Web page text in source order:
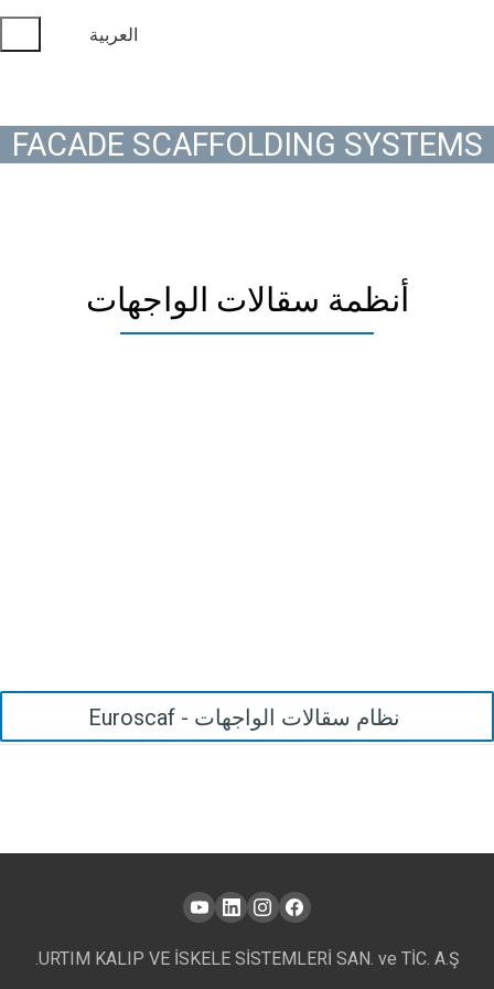
العربية
FACADE SCAFFOLDING SYSTEMS
أنظمة سقالات الواجهات
نظام سقالات الواجهات - Euroscaf
URTIM KALIP VE İSKELE SİSTEMLERİ SAN. ve TİC. A.Ş.